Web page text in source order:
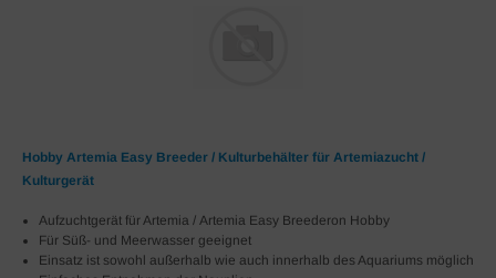
Hobby Artemia Easy Breeder / Kulturbehälter für Artemiazucht /
Kulturgerät
Aufzuchtgerät für Artemia / Artemia Easy Breederon Hobby
Für Süß- und Meerwasser geeignet
Einsatz ist sowohl außerhalb wie auch innerhalb des Aquariums möglich